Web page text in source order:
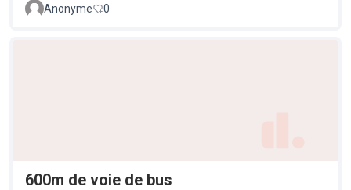
Anonyme 0
600m de voie de bus